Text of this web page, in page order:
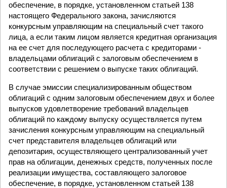
обеспечение, в порядке, установленном статьей 138
настоящего Федерального закона, зачисляются
конкурсным управляющим на специальный счет такого
лица, а если таким лицом является кредитная организация
на ее счет для последующего расчета с кредиторами -
владельцами облигаций с залоговым обеспечением в
соответствии с решением о выпуске таких облигаций.
В случае эмиссии специализированным обществом
облигаций с одним залоговым обеспечением двух и более
выпусков удовлетворение требований владельцев
облигаций по каждому выпуску осуществляется путем
зачисления конкурсным управляющим на специальный
счет представителя владельцев облигаций или
депозитария, осуществляющего централизованный учет
прав на облигации, денежных средств, полученных после
реализации имущества, составляющего залоговое
обеспечение, в порядке, установленном статьей 138